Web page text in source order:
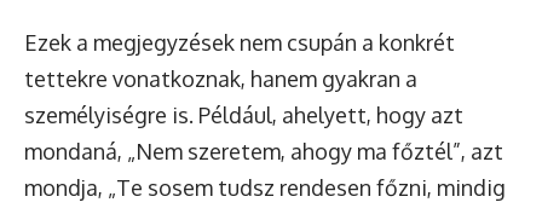
Ezek a megjegyzések nem csupán a konkrét
tettekre vonatkoznak, hanem gyakran a
személyiségre is. Például, ahelyett, hogy azt
mondaná, „Nem szeretem, ahogy ma főztél”, azt
mondja, „Te sosem tudsz rendesen főzni, mindig